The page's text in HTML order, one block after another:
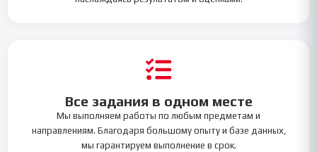
Все задания в одном месте
Мы выполняем работы по любым предметам и
направлениям. Благодаря большому опыту и базе данных,
мы гарантируем выполнение в срок.